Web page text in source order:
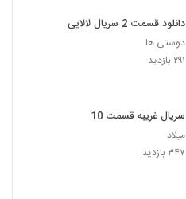
دانلود قسمت 2 سریال لالایی
دوستی ها
۲۹۱ بازدید
سریال غریبه قسمت 10
میلاد
۳۴۷ بازدید